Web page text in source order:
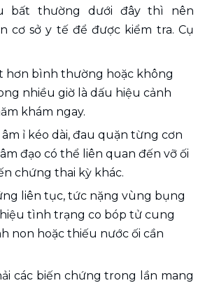
bất thường dưới đây thì nên
cơ sở y tế để được kiểm tra. Cụ
hơn bình thường hoặc không
nhiều giờ là dấu hiệu cảnh
khám ngay.
âm ỉ kéo dài, đau quặn từng cơn
đạo có thể liên quan đến vỡ ối
chứng thai kỳ khác.
liên tục, tức nặng vùng bụng
tình trạng co bóp tử cung
non hoặc thiếu nước ối cần
các biến chứng trong lần mang